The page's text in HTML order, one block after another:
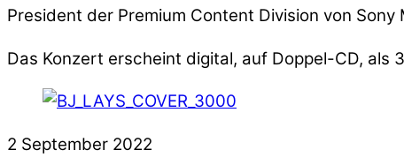
President der Premium Content Division von
Das Konzert erscheint digital, auf Doppel-CD, als
2 September 2022